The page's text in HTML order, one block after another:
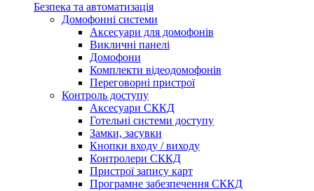
Безпека та автоматизація
Домофонні системи
Аксесуари для домофонів
Викличні панелі
Домофони
Комплекти відеодомофонів
Переговорні пристрої
Контроль доступу
Аксесуари СККД
Готельні системи доступу
Замки, засувки
Кнопки входу / виходу
Контролери СККД
Пристрої запису карт
Програмне забезпечення СККД